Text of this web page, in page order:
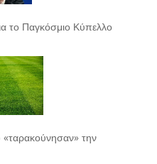
το Παγκόσμιο Κύπελλο
την